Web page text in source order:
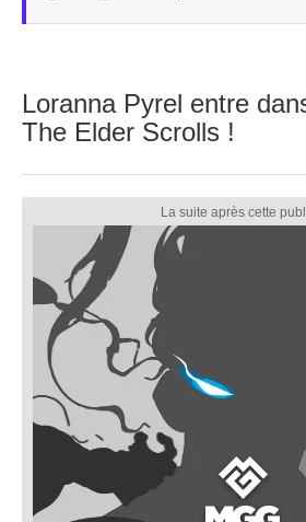
Loranna Pyrel entre
The Elder Scrolls !